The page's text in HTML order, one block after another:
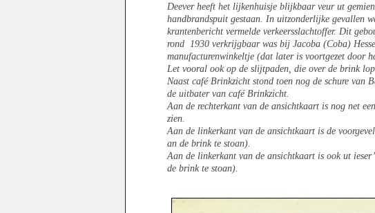
Deever heeft het lijkenhuisje blijkbaar veur ut
handbrandspuit gestaan. In uitzonderlijke gevallen
krantenbericht vermelde verkeersslachtoffer. Dit
rond 1930 verkrijgbaar was bij Jacoba (Coba)
manufacturenwinkeltje (dat later is voortgezet door
Let vooral ook op de slijtpaden, die over de brink
Naast café Brinkzicht stond toen nog de schure van
de uitbater van café Brinkzicht.
Aan de rechterkant van de ansichtkaart is nog net
zien.
Aan de linkerkant van de ansichtkaart is de
an de brink te stoan).
Aan de linkerkant van de ansichtkaart is ook ut
de brink te stoan).